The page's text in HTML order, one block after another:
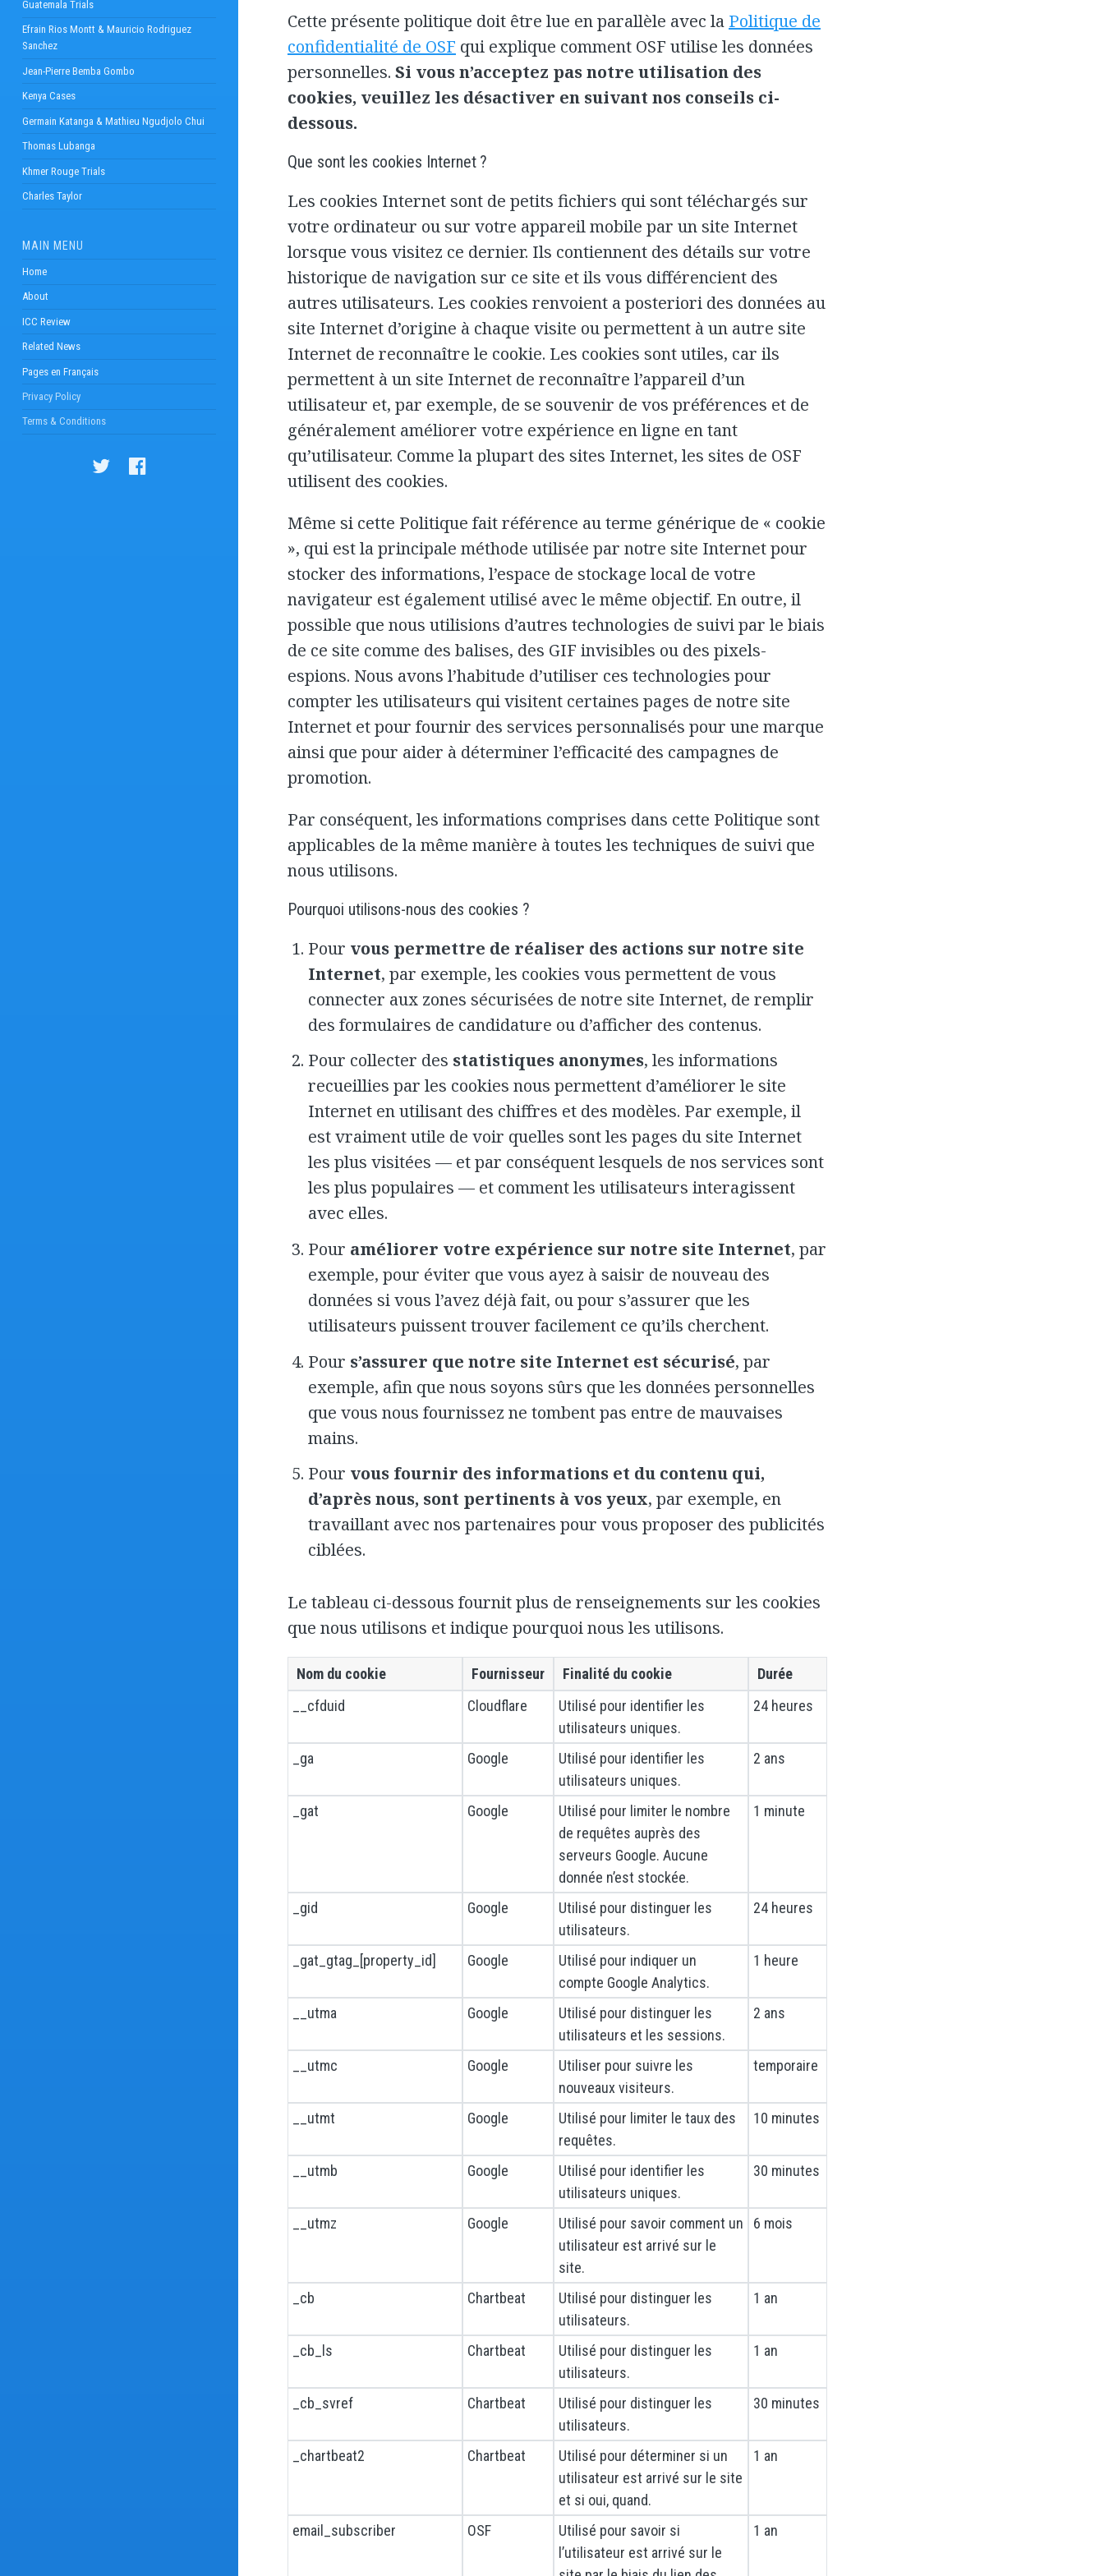
Guatemala Trials
Efrain Rios Montt & Mauricio Rodriguez
Sanchez
Jean-Pierre Bemba Gombo
Kenya Cases
Germain Katanga & Mathieu Ngudjolo Chui
Thomas Lubanga
Khmer Rouge Trials
Charles Taylor
MAIN MENU
Home
About
ICC Review
Related News
Pages en Français
Privacy Policy
Terms & Conditions
Cette présente politique doit être lue en parallèle avec la Politique de
confidentialité de OSF qui explique comment OSF utilise les données
personnelles. Si vous n’acceptez pas notre utilisation des
cookies, veuillez les désactiver en suivant nos conseils ci-
dessous.
Que sont les cookies Internet ?
Les cookies Internet sont de petits fichiers qui sont téléchargés sur
votre ordinateur ou sur votre appareil mobile par un site Internet
lorsque vous visitez ce dernier. Ils contiennent des détails sur votre
historique de navigation sur ce site et ils vous différencient des
autres utilisateurs. Les cookies renvoient a posteriori des données au
site Internet d’origine à chaque visite ou permettent à un autre site
Internet de reconnaître le cookie. Les cookies sont utiles, car ils
permettent à un site Internet de reconnaître l’appareil d’un
utilisateur et, par exemple, de se souvenir de vos préférences et de
généralement améliorer votre expérience en ligne en tant
qu’utilisateur. Comme la plupart des sites Internet, les sites de OSF
utilisent des cookies.
Même si cette Politique fait référence au terme générique de « cookie
», qui est la principale méthode utilisée par notre site Internet pour
stocker des informations, l’espace de stockage local de votre
navigateur est également utilisé avec le même objectif. En outre, il
possible que nous utilisions d’autres technologies de suivi par le biais
de ce site comme des balises, des GIF invisibles ou des pixels-
espions. Nous avons l’habitude d’utiliser ces technologies pour
compter les utilisateurs qui visitent certaines pages de notre site
Internet et pour fournir des services personnalisés pour une marque
ainsi que pour aider à déterminer l’efficacité des campagnes de
promotion.
Par conséquent, les informations comprises dans cette Politique sont
applicables de la même manière à toutes les techniques de suivi que
nous utilisons.
Pourquoi utilisons-nous des cookies ?
Pour vous permettre de réaliser des actions sur notre site
Internet, par exemple, les cookies vous permettent de vous
connecter aux zones sécurisées de notre site Internet, de remplir
des formulaires de candidature ou d’afficher des contenus.
Pour collecter des statistiques anonymes, les informations
recueillies par les cookies nous permettent d’améliorer le site
Internet en utilisant des chiffres et des modèles. Par exemple, il
est vraiment utile de voir quelles sont les pages du site Internet
les plus visitées — et par conséquent lesquels de nos services sont
les plus populaires — et comment les utilisateurs interagissent
avec elles.
Pour améliorer votre expérience sur notre site Internet, par
exemple, pour éviter que vous ayez à saisir de nouveau des
données si vous l’avez déjà fait, ou pour s’assurer que les
utilisateurs puissent trouver facilement ce qu’ils cherchent.
Pour s’assurer que notre site Internet est sécurisé, par
exemple, afin que nous soyons sûrs que les données personnelles
que vous nous fournissez ne tombent pas entre de mauvaises
mains.
Pour vous fournir des informations et du contenu qui,
d’après nous, sont pertinents à vos yeux, par exemple, en
travaillant avec nos partenaires pour vous proposer des publicités
ciblées.
Le tableau ci-dessous fournit plus de renseignements sur les cookies
que nous utilisons et indique pourquoi nous les utilisons.
Nom du cookie Fournisseur Finalité du cookie
Durée
__cfduid
Cloudflare
Utilisé pour identifier les
utilisateurs uniques.
24 heures
_ga Google
Utilisé pour identifier les
utilisateurs uniques.
2 ans
_gat Google
Utilisé pour limiter le nombre
de requêtes auprès des
serveurs Google. Aucune
donnée n’est stockée.
1 minute
_gid Google
Utilisé pour distinguer les
utilisateurs.
24 heures
_gat_gtag_[property_id] Google
Utilisé pour indiquer un
compte Google Analytics.
1 heure
__utma Google
Utilisé pour distinguer les
utilisateurs et les sessions.
2 ans
__utmc Google
Utiliser pour suivre les
nouveaux visiteurs.
temporaire
__utmt Google
Utilisé pour limiter le taux des
requêtes.
10 minutes
__utmb Google
Utilisé pour identifier les
utilisateurs uniques.
30 minutes
__utmz Google
Utilisé pour savoir comment un
utilisateur est arrivé sur le
site.
6 mois
_cb Chartbeat
Utilisé pour distinguer les
utilisateurs.
1 an
_cb_ls Chartbeat
Utilisé pour distinguer les
utilisateurs.
1 an
_cb_svref Chartbeat
Utilisé pour distinguer les
utilisateurs.
30 minutes
_chartbeat2 Chartbeat
Utilisé pour déterminer si un
utilisateur est arrivé sur le site
et si oui, quand.
1 an
email_subscriber OSF
Utilisé pour savoir si
l’utilisateur est arrivé sur le
1 an